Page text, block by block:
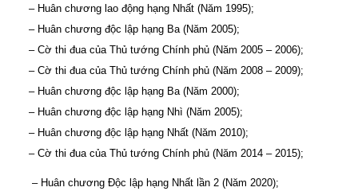
– Huân chương lao động hạng Nhất (Năm 1995);
– Huân chương độc lập hạng Ba (Năm 2005);
– Cờ thi đua của Thủ tướng Chính phủ (Năm 2005 – 2006);
– Cờ thi đua của Thủ tướng Chính phủ (Năm 2008 – 2009);
– Huân chương độc lập hạng Ba (Năm 2000);
– Huân chương độc lập hạng Nhì (Năm 2005);
– Huân chương độc lập hạng Nhất (Năm 2010);
– Cờ thi đua của Thủ tướng Chính phủ (Năm 2014 – 2015);
– Huân chương Độc lập hạng Nhất lần 2 (Năm 2020);